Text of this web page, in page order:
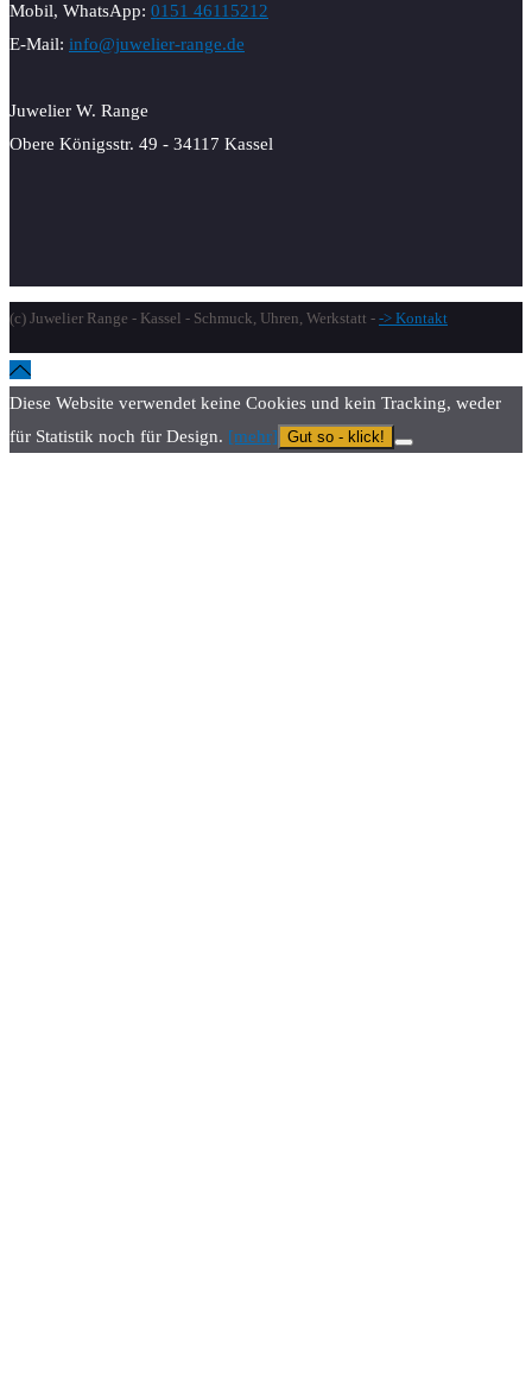
Mobil, WhatsApp: 0151 46115212
E-Mail: info@juwelier-range.de
Juwelier W. Range
Obere Königsstr. 49 - 34117 Kassel
(c) Juwelier Range - Kassel - Schmuck, Uhren, Werkstatt - -> Kontakt
Diese Website verwendet keine Cookies und kein Tracking, weder
für Statistik noch für Design. [mehr] Gut so - klick!